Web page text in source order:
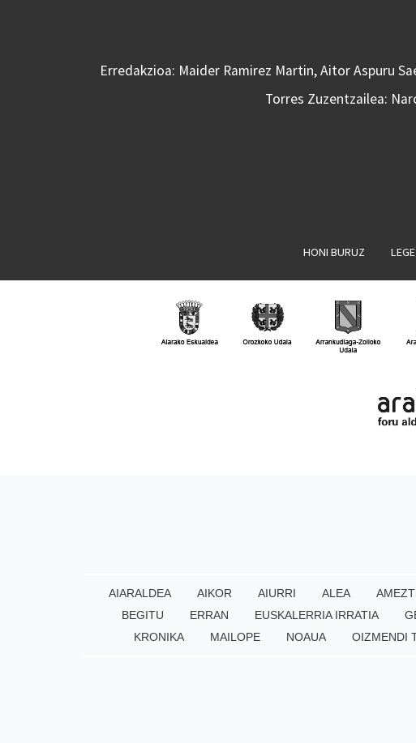
Erredakzioa: Maider Ramirez Martin, Aitor Aspuru
Torres Zuzentzailea:
HONI BURUZ
AIARALDEA AIKOR AIURRI ALEA
BEGITU
ERRAN EUSKALERRIA IRRATIA
KRONIKA
MAILOPE NOAUA OIZMENDI